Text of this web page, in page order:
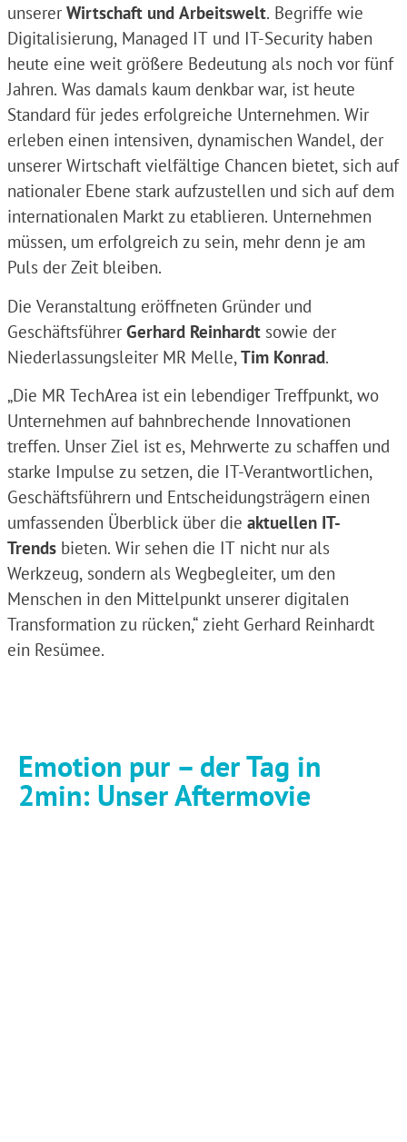
unserer Wirtschaft und Arbeitswelt. Begriffe wie
Digitalisierung, Managed IT und IT-Security haben
heute eine weit größere Bedeutung als noch vor fünf
Jahren. Was damals kaum denkbar war, ist heute
Standard für jedes erfolgreiche Unternehmen. Wir
erleben einen intensiven, dynamischen Wandel, der
unserer Wirtschaft vielfältige Chancen bietet, sich auf
nationaler Ebene stark aufzustellen und sich auf dem
internationalen Markt zu etablieren. Unternehmen
müssen, um erfolgreich zu sein, mehr denn je am
Puls der Zeit bleiben.
Die Veranstaltung eröffneten Gründer und
Geschäftsführer Gerhard Reinhardt sowie der
Niederlassungsleiter MR Melle, Tim Konrad.
„Die MR TechArea ist ein lebendiger Treffpunkt, wo
Unternehmen auf bahnbrechende Innovationen
treffen. Unser Ziel ist es, Mehrwerte zu schaffen und
starke Impulse zu setzen, die IT-Verantwortlichen,
Geschäftsführern und Entscheidungsträgern einen
umfassenden Überblick über die aktuellen IT-
Trends bieten. Wir sehen die IT nicht nur als
Werkzeug, sondern als Wegbegleiter, um den
Menschen in den Mittelpunkt unserer digitalen
Transformation zu rücken,“ zieht Gerhard Reinhardt
ein Resümee.
Emotion pur – der Tag in
2min: Unser Aftermovie